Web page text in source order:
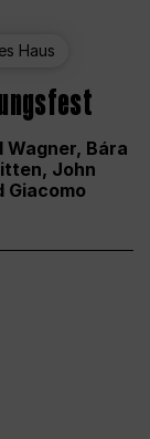
Haus
Wagner, Bára
John
Giacomo